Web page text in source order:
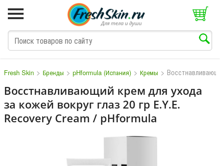
Fresh Skin > Бренды > pHformula (Испания) > Кремы >
Восстнавливающий крем для ухода
за кожей вокруг глаз 20 гр E.Y.E.
Recovery Cream / pHformula
M N O P Q S T V W